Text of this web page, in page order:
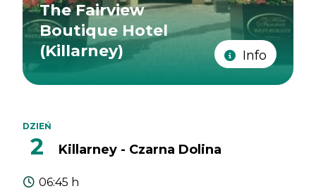
The Fairview
Boutique Hotel
(Killarney)
Info
DZIEŃ
2 Killarney - Czarna Dolina
06:45 h